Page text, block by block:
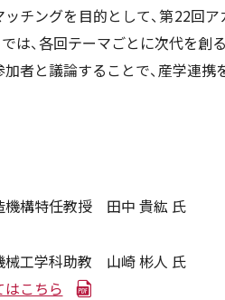
チングを目的として、第22回
は、各回テーマごとに次代を創
者と議論することで、産学連携
機構特任教授 田中 貴紘 氏
械工学科助教 山崎 彬人 氏
こちら